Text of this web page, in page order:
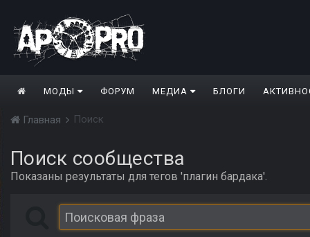
МОДЫ ФОРУМ МЕДИА БЛОГИ
Главная Поиск
Поиск сообщества
Показаны результаты для тегов 'плагин бардака'.